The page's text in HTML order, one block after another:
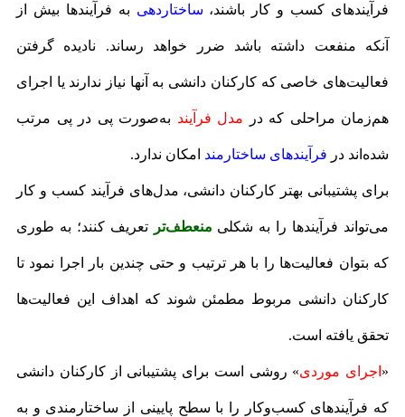
فرآیندهای کسب‌ و کار باشند، ساختاردهی به فرآیندها بیش از
آنکه منفعت داشته باشد ضرر خواهد رساند. نادیده ‌گرفتن
فعالیت‌های خاصی که کارکنان دانشی به آنها نیاز ندارند یا اجرای
هم‌زمان مراحلی که در مدل فرآیند به‌صورت پی در پی مرتب
شده‌اند در فرآیندهای ساختارمند امکان ندارد.
برای پشتیبانی بهتر کارکنان دانشی، مدل‌های فرآیند کسب‌ و کار
می‌تواند فرآیندها را به ‌شکلی منعطف‌تر تعریف کنند؛ به ‌طوری
‌که بتوان فعالیت‌ها را با هر ترتیب و حتی چندین بار اجرا نمود تا
کارکنان دانشی مربوط مطمئن شوند که اهداف این فعالیت‌ها
تحقق یافته است.
« اجرای موردی» روشی است برای پشتیبانی از کارکنان دانشی
که فرآیندهای کسب‌وکار را با سطح پایینی از ساختارمندی و به